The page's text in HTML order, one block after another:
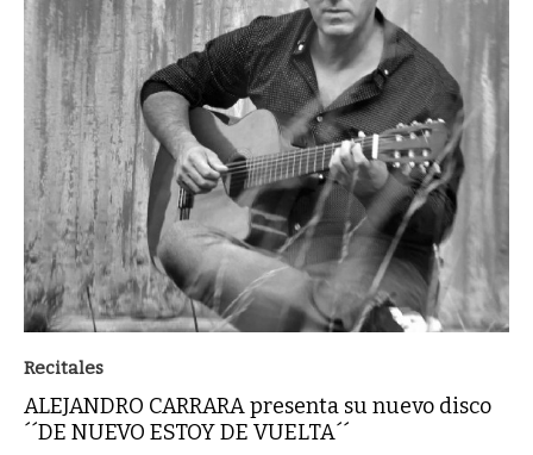
Recitales
ALEJANDRO CARRARA presenta su nuevo disco
´´DE NUEVO ESTOY DE VUELTA´´